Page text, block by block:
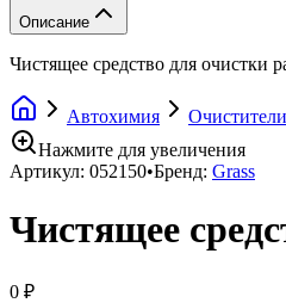
Описание
Чистящее средство для очистки
Автохимия
Нажмите для увеличения
Артикул: 052150•Бренд: Grass
Чистящее
0 ₽